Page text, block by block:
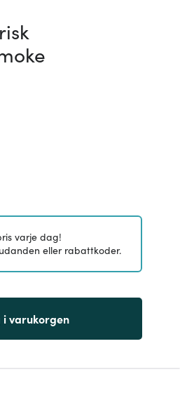
varje dag!
eller rabattkoder.
i varukorgen